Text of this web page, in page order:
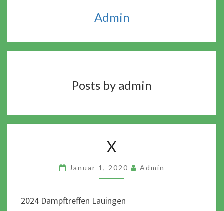
Admin
Posts by admin
X
Januar 1, 2020 Admin
2024 Dampftreffen Lauingen